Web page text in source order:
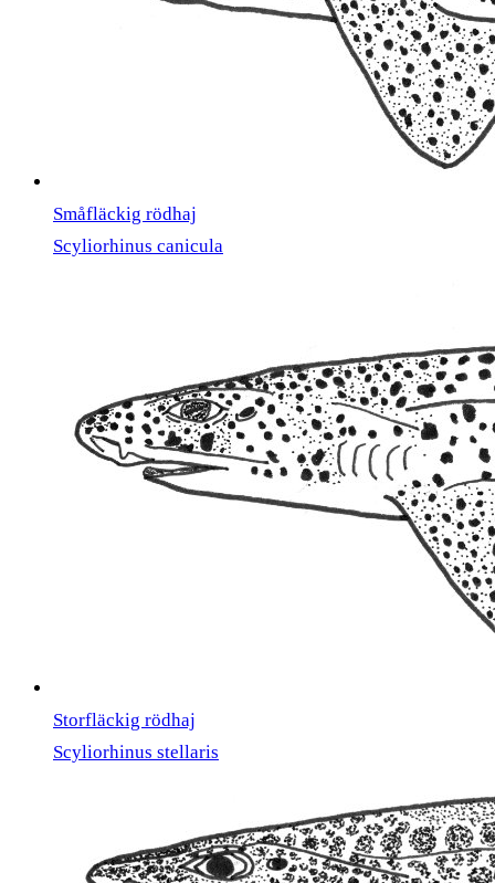
Småfläckig rödhaj
Scyliorhinus canicula
Storfläckig rödhaj
Scyliorhinus stellaris